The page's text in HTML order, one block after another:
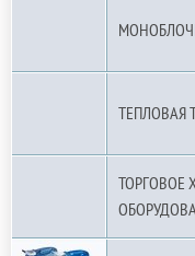
ТЕПЛОВАЯ
ТОРГОВОЕ